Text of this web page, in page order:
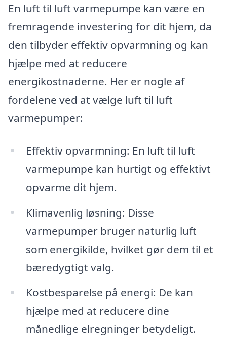
En luft til luft varmepumpe kan være en
fremragende investering for dit hjem, da
den tilbyder effektiv opvarmning og kan
hjælpe med at reducere
energikostnaderne. Her er nogle af
fordelene ved at vælge luft til luft
varmepumper:
Effektiv opvarmning: En luft til luft
varmepumpe kan hurtigt og effektivt
opvarme dit hjem.
Klimavenlig løsning: Disse
varmepumper bruger naturlig luft
som energikilde, hvilket gør dem til et
bæredygtigt valg.
Kostbesparelse på energi: De kan
hjælpe med at reducere dine
månedlige elregninger betydeligt.